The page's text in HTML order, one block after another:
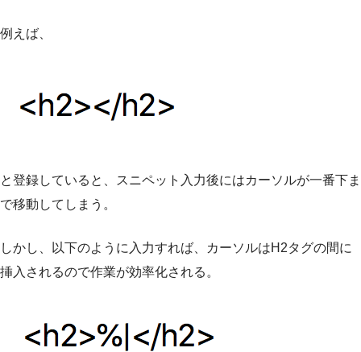
例えば、
と登録していると、スニペット入力後にはカーソルが一番下ま
で移動してしまう。
しかし、以下のように入力すれば、カーソルはH2タグの間に
挿入されるので作業が効率化される。